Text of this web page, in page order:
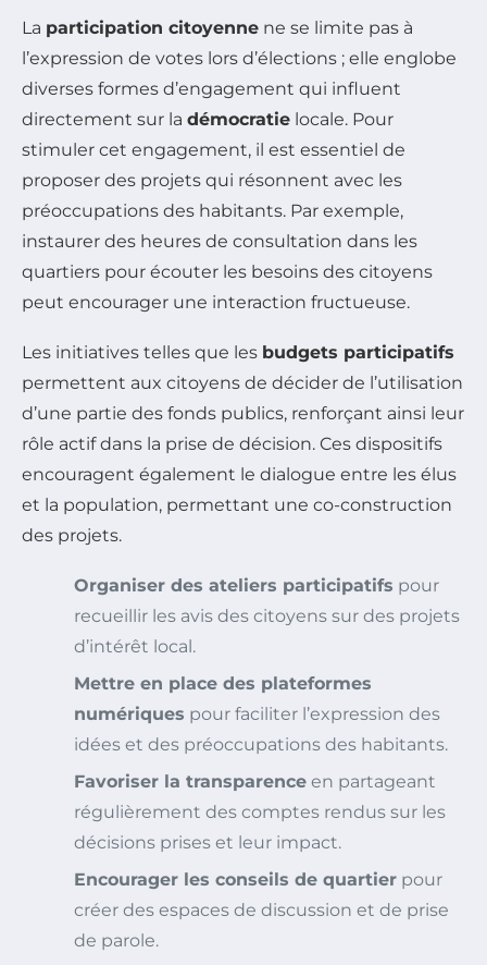
La participation citoyenne ne se limite pas à
l’expression de votes lors d’élections ; elle englobe
diverses formes d’engagement qui influent
directement sur la démocratie locale. Pour
stimuler cet engagement, il est essentiel de
proposer des projets qui résonnent avec les
préoccupations des habitants. Par exemple,
instaurer des heures de consultation dans les
quartiers pour écouter les besoins des citoyens
peut encourager une interaction fructueuse.
Les initiatives telles que les budgets participatifs
permettent aux citoyens de décider de l’utilisation
d’une partie des fonds publics, renforçant ainsi leur
rôle actif dans la prise de décision. Ces dispositifs
encouragent également le dialogue entre les élus
et la population, permettant une co-construction
des projets.
Organiser des ateliers participatifs pour
recueillir les avis des citoyens sur des projets
d’intérêt local.
Mettre en place des plateformes
numériques pour faciliter l’expression des
idées et des préoccupations des habitants.
Favoriser la transparence en partageant
régulièrement des comptes rendus sur les
décisions prises et leur impact.
Encourager les conseils de quartier pour
créer des espaces de discussion et de prise
de parole.